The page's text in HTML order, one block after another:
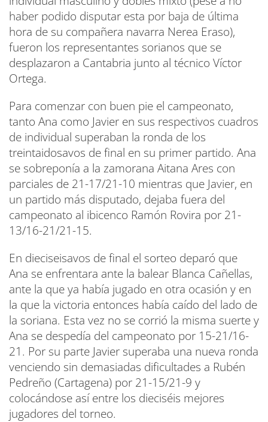
haber podido disputar esta por baja de última
hora de su compañera navarra Nerea Eraso),
fueron los representantes sorianos que se
desplazaron a Cantabria junto al técnico Víctor
Ortega.
Para comenzar con buen pie el campeonato,
tanto Ana como Javier en sus respectivos cuadros
de individual superaban la ronda de los
treintaidosavos de final en su primer partido. Ana
se sobreponía a la zamorana Aitana Ares con
parciales de 21-17/21-10 mientras que Javier, en
un partido más disputado, dejaba fuera del
campeonato al ibicenco Ramón Rovira por 21-
13/16-21/21-15.
En dieciseisavos de final el sorteo deparó que
Ana se enfrentara ante la balear Blanca Cañellas,
ante la que ya había jugado en otra ocasión y en
la que la victoria entonces había caído del lado de
la soriana. Esta vez no se corrió la misma suerte y
Ana se despedía del campeonato por 15-21/16-
21. Por su parte Javier superaba una nueva ronda
venciendo sin demasiadas dificultades a Rubén
Pedreño (Cartagena) por 21-15/21-9 y
colocándose así entre los dieciséis mejores
jugadores del torneo.